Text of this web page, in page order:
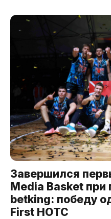
Завершился
Media Basket
betking: победу
First HOTC